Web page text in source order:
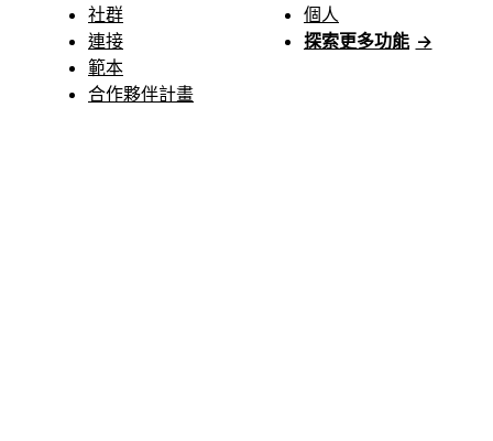
社群
連接
範本
合作夥伴計畫
個人
探索更多功能 →